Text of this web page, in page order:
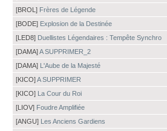
[BROL] Frères de Légende
[BODE] Explosion de la Destinée
[LED8] Duellistes Légendaires : Tempête Synchro
[DAMA]A SUPPRIMER_2
[DAMA] L'Aube de la Majesté
[KICO]A SUPPRIMER
[KICO] La Cour du Roi
[LIOV] Foudre Amplifiée
[ANGU] Les Anciens Gardiens